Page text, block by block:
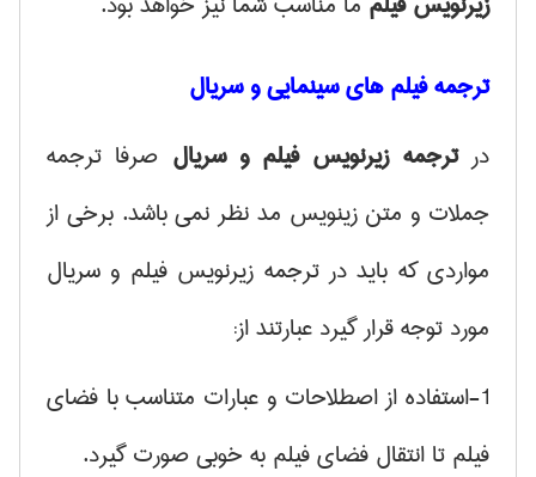
ترجمه فیلم های سینمایی و سریال
درترجمه زیرنویس فیلم و سریال صرفا ترجمه
جملات و متن زینویس مد نظر نمی باشد. برخی از
مواردی که باید در ترجمه زیرنویس فیلم و سریال
مورد توجه قرار گیرد عبارتند از:
1-استفاده از اصطلاحات و عبارات متناسب با فضای
فیلم تا انتقال فضای فیلم به خوبی صورت گیرد.